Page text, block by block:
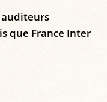
auditeurs
que France Inter